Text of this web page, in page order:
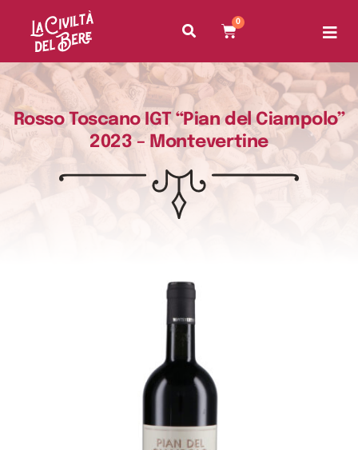
0
Rosso Toscano IGT “Pian del Ciampolo”
2023 – Montevertine